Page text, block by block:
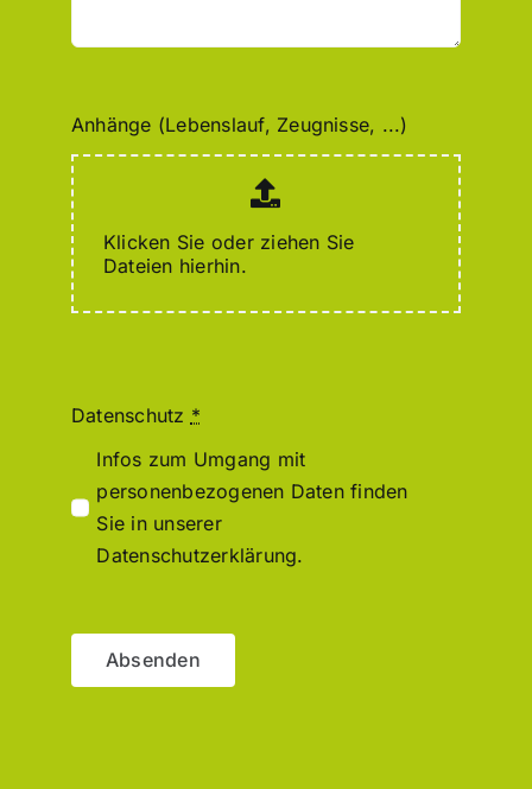
Anhänge (Lebenslauf, Zeugnisse, ...)
Klicken Sie oder ziehen Sie
Dateien hierhin.
Datenschutz *
Infos zum Umgang mit
personenbezogenen Daten finden
Sie in unserer
Datenschutzerklärung.
Absenden